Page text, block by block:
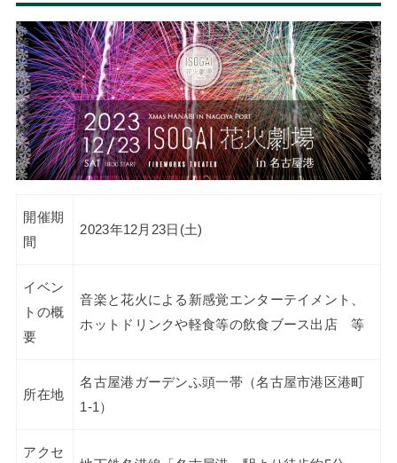
開催期
間
2023年12月23日(土)
イベン
トの概
要
音楽と花火による新感覚エンターテイメント、
ホットドリンクや軽食等の飲食ブース出店 等
所在地
名古屋港ガーデンふ頭一帯（名古屋市港区港町
1-1）
アクセ